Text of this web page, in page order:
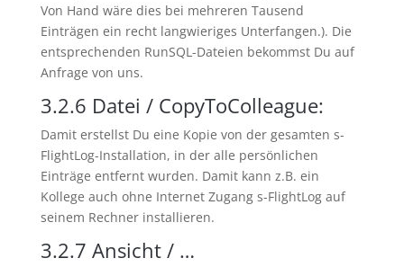
Von Hand wäre dies bei mehreren Tausend
Einträgen ein recht langwieriges Unterfangen.). Die
entsprechenden RunSQL-Dateien bekommst Du auf
Anfrage von uns.
3.2.6 Datei / CopyToColleague:
Damit erstellst Du eine Kopie von der gesamten s-
FlightLog-Installation, in der alle persönlichen
Einträge entfernt wurden. Damit kann z.B. ein
Kollege auch ohne Internet Zugang s-FlightLog auf
seinem Rechner installieren.
3.2.7 Ansicht / …